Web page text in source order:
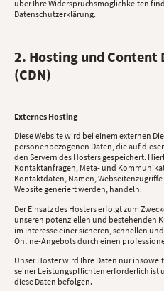
über Ihre Widerspruchsmöglichkeiten
Datenschutzerklärung.
2. Hosting und
(CDN)
Externes Hosting
Diese Website wird bei einem externen
personenbezogenen Daten, die auf
den Servern des Hosters gespeichert.
Kontaktanfragen, Meta- und
Kontaktdaten, Namen,
Website generiert werden, handeln.
Der Einsatz des Hosters erfolgt zum
unseren potenziellen und bestehenden
im Interesse einer sicheren, schnellen
Online-Angebots durch einen
Unser Hoster wird Ihre Daten nur
seiner Leistungspflichten erforderlich ist
diese Daten befolgen.